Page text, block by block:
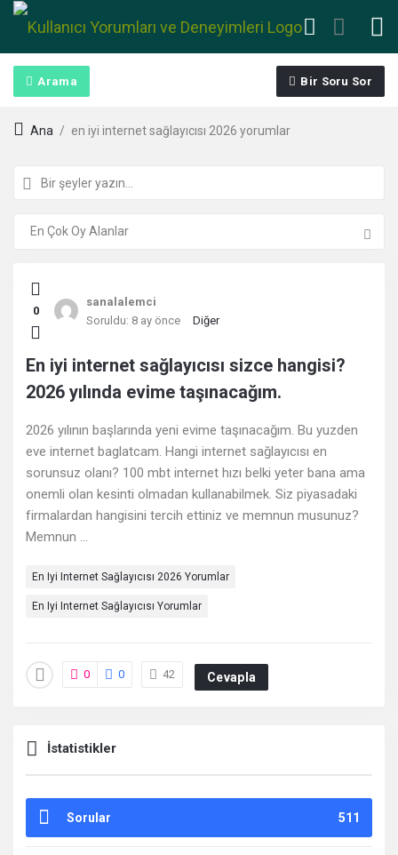
Arama Bir Soru Sor
Ana / en iyi internet sağlayıcısı 2026 yorumlar
Kullanıcı
Yorumları
ve
Deneyimleri
En
sonuncu
Sorular
0
sanalalemci
Soruldu: 8 ay önce Diğer
En iyi internet sağlayıcısı sizce hangisi?
2026 yılında evime taşınacağım.
2026 yılının başlarında yeni evime taşınacağım. Bu yuzden
eve internet baglatcam. Hangi internet sağlayıcısı en
sorunsuz olanı? 100 mbt internet hızı belki yeter bana ama
onemli olan kesinti olmadan kullanabilmek. Siz piyasadaki
firmalardan hangisini tercih ettiniz ve memnun musunuz?
Memnun ...
En Iyi Internet Sağlayıcısı 2026 Yorumlar
En Iyi Internet Sağlayıcısı Yorumlar
0 0 42 Cevapla
İstatistikler
Sorular 511